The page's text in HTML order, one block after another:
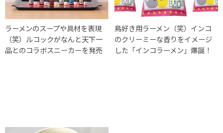
ラーメンのスープや具材を表現
（笑）ルコックがなんと天下一
品とのコラボスニーカーを発売
鳥好き用ラーメン（笑）インコ
のクリーミーな香りをイメージ
した「インコラーメン」爆誕！